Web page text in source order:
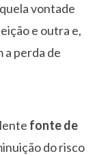
vontade
e outra e,
perda de
fonte de
do risco